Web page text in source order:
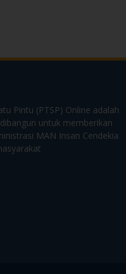
Pintu (PTSP) Online adalah
untuk memberikan
MAN Insan Cendekia